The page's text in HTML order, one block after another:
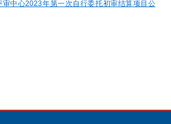
审中心2023年第一次自行委托初审结算项目公